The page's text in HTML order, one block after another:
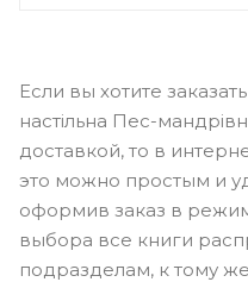
Если вы хотите
настільна Пес-
доставкой, то в
это можно простым и
оформив заказ в
выбора все книги
подразделам, к тому